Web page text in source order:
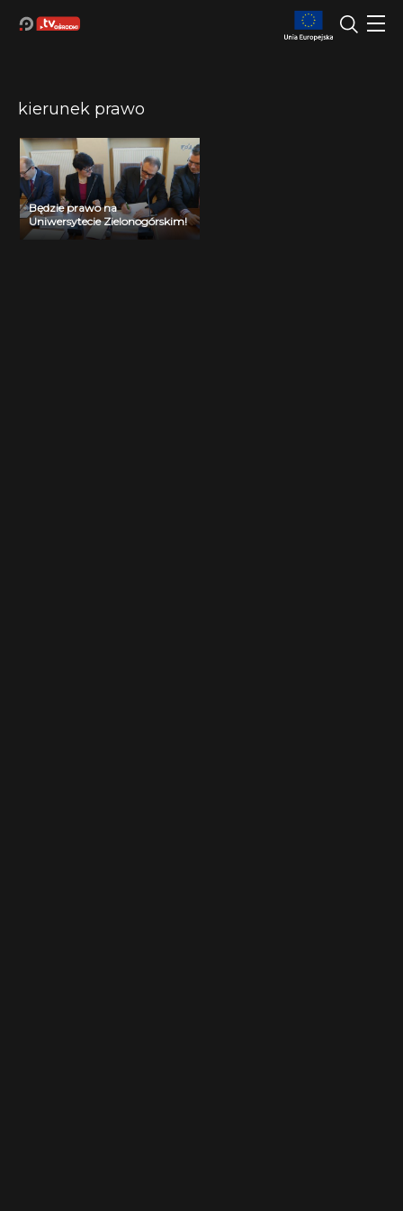
kierunek prawo
Będzie prawo na
Uniwersytecie Zielonogórskim!